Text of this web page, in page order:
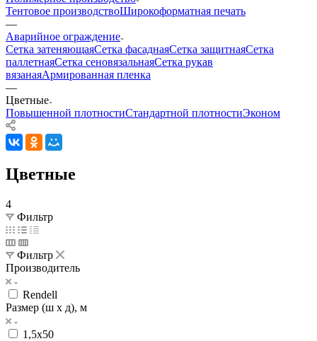
Тентовое производствоШирокоформатная печать
—
Аварийное ограждение
Сетка затеняющаяСетка фасаднаяСетка защитнаяСетка
паллетнаяСетка сеновязальнаяСетка рукав
вязанаяАрмированная пленка
—
Цветные
Повышенной плотностиСтандартной плотностиЭконом
Цветные
4
Фильтр
Фильтр
Производитель
Rendell
Размер (ш х д), м
1,5х50